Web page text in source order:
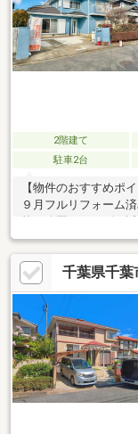
い』マイホーム探し
2階建て
駐車2台
【物件のおすすめポ
９月フルリフォーム
もラクラク♪【周辺
◎千葉市立越智小学
28分◎ファミリーマ
千葉県千葉